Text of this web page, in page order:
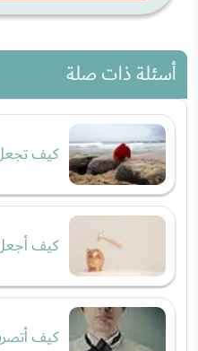
أسئلة ذات صلة
كيف
كيف
كيف